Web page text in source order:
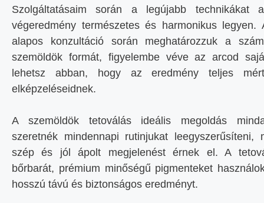
Szolgáltatásaim során a legújabb technikákat
végeredmény természetes és harmonikus
alapos konzultáció során meghatározzuk a
szemöldök formát, figyelembe véve az arcod
lehetsz abban, hogy az eredmény teljes
elképzeléseidnek.
A szemöldök tetoválás ideális megoldás
szeretnék mindennapi rutinjukat leegyszerűsíteni,
szép és jól ápolt megjelenést érnek el. A
bőrbarát, prémium minőségű pigmenteket
hosszú távú és biztonságos eredményt.